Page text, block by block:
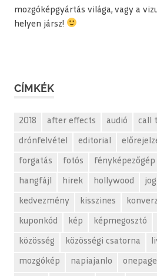
mozgóképgyártás világa, vagy a
helyen jársz!
CÍMKÉK
2018 after effects audió call
drónfelvétel editorial
forgatás fotós fényképezőgép
hangfájl hirek hollywood
kedvezmény kisszines
kuponkód kép képmegosztó
közösség közösségi csatorna
mozgókép napiajanlo